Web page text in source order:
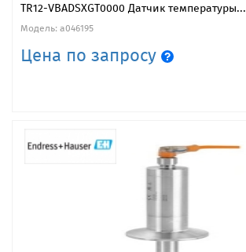
TR12-VBADSXGT0000 Датчик температуры...
Модель: a046195
Цена по запросу